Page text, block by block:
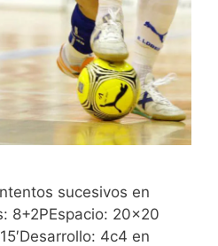
sucesivos en
8+2PEspacio: 20×20
4c4 en